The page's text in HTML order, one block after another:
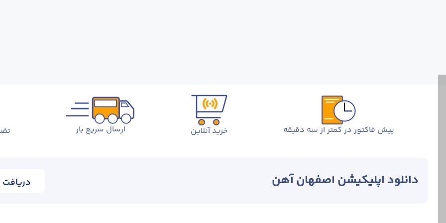
پیش فاکتور در کمتر از سه دقیقه خرید آنلاین ارسال سریع بار
دانلود اپلیکیشن اصفهان آهن دریافت